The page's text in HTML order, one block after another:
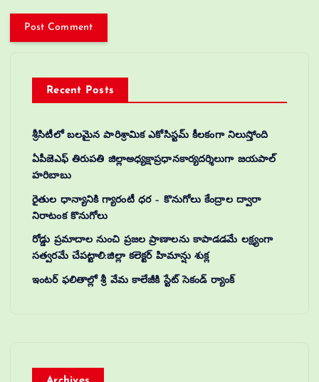
Recent Posts
శ్రీసిటీలో బలమైన పారిశ్రామిక ఎకోసిస్టమ్ కీలకంగా నిలుస్తోంది
ఏపీజెఎఫ్ తిరుపతి జిల్లాఅధ్యక్షాప్రధానకార్యదర్శిలుగా జయపాల్
హరిబాబు
రైతుల ధాన్యానికి గ్యారంటీ ధర – కొనుగోలు కేంద్రాల ద్వారా
నిరాటంక కొనుగోలు
రోడ్డు ప్రమాదాల నుంచి ప్రజల ప్రాణాలను కాపాడడమే లక్ష్యంగా
సత్వరమే చేపట్టాలి:జిల్లా కలెక్టర్‌ హిమాన్షు శుక్ల
ఇంటర్ ఫలితాల్లో శ్రీ వేమ కాలేజీకి స్టేట్ సెకండ్ ర్యాంక్